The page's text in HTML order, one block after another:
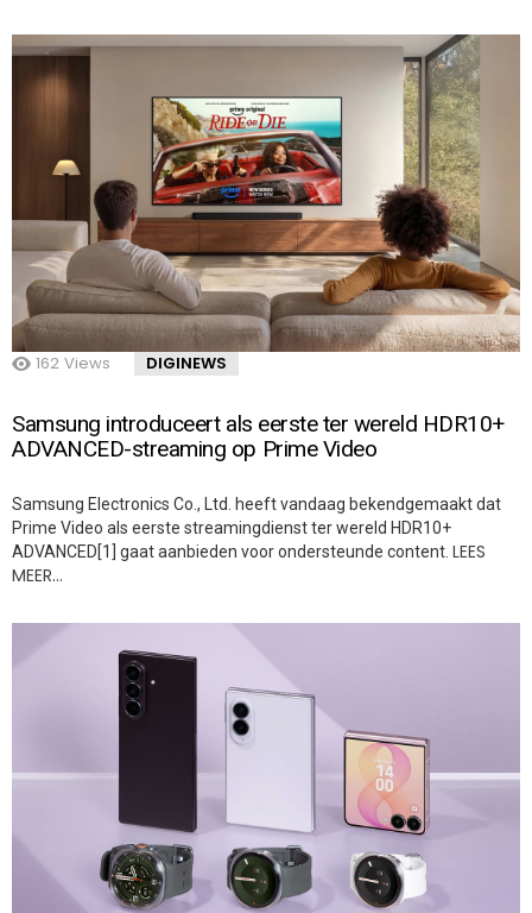
162 Views DIGINEWS
Samsung introduceert als eerste ter wereld HDR10+
ADVANCED-streaming op Prime Video
Samsung Electronics Co., Ltd. heeft vandaag bekendgemaakt dat
Prime Video als eerste streamingdienst ter wereld HDR10+
ADVANCED[1] gaat aanbieden voor ondersteunde content. LEES
MEER…